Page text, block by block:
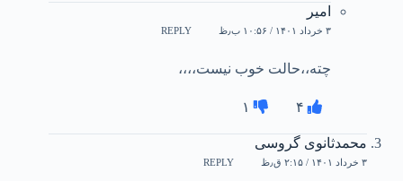
امیر
۳ خرداد ۱۴۰۱ / ۱۰:۵۶ ب٫ظ REPLY
چته،،حالت خوب نیست،،،،
۴ ۱
محمدثانوی گروسی
۳ خرداد ۱۴۰۱ / ۲:۱۵ ق٫ظ REPLY